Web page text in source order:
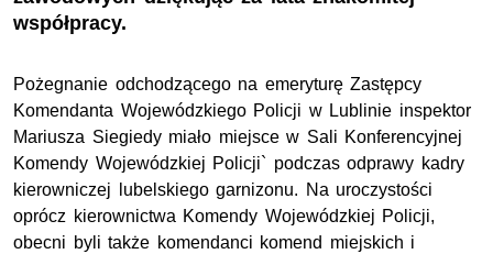
współpracy.
Pożegnanie odchodzącego na emeryturę Zastępcy
Komendanta Wojewódzkiego Policji w Lublinie inspektor
Mariusza Siegiedy miało miejsce w Sali Konferencyjnej
Komendy Wojewódzkiej Policji` podczas odprawy kadry
kierowniczej lubelskiego garnizonu. Na uroczystości
oprócz kierownictwa Komendy Wojewódzkiej Policji,
obecni byli także komendanci komend miejskich i